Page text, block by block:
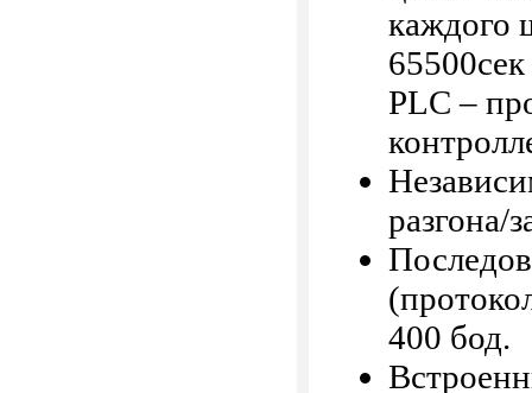
каждого
PLC –
разгона/
400 бод.